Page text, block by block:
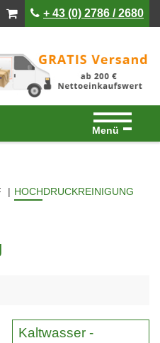
leerist leer+ 43 (0) 2786 / 2680
Menü
HOCHDRUCKREINIGUNG
Kaltwasser -